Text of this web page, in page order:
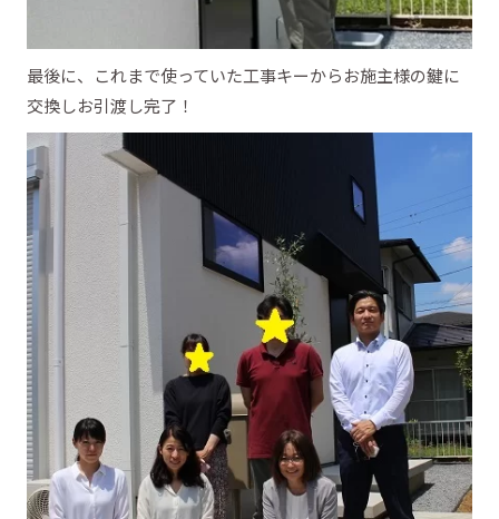
最後に、これまで使っていた工事キーからお施主様の鍵に
交換しお引渡し完了！